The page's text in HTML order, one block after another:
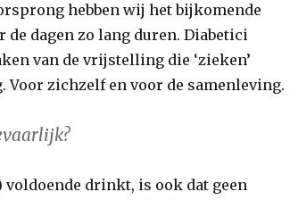
hebben wij het bijkomende
de dagen zo lang duren. Diabetici
van de vrijstelling die ‘zieken’
Voor zichzelf en voor de samenleving.
voldoende drinkt, is ook dat geen